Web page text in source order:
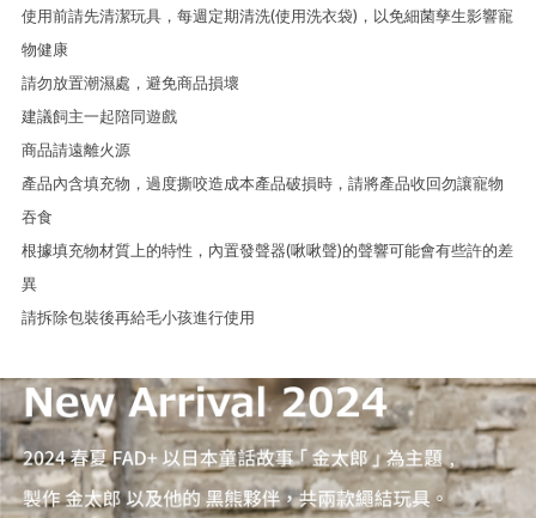
使用前請先清潔玩具，每週定期清洗(使用洗衣袋)，以免細菌孳生影響寵
物健康
請勿放置潮濕處，避免商品損壞
建議飼主一起陪同遊戲
商品請遠離火源
產品內含填充物，過度撕咬造成本產品破損時，請將產品收回勿讓寵物
吞食
根據填充物材質上的特性，內置發聲器(啾啾聲)的聲響可能會有些許的差
異
請拆除包裝後再給毛小孩進行使用